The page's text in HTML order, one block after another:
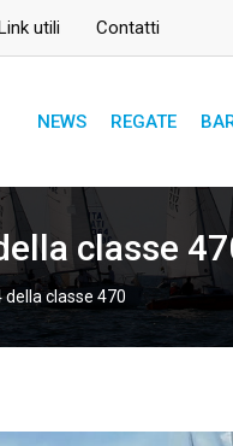
utili Contatti
NEWS REGATE
classe
della classe 470